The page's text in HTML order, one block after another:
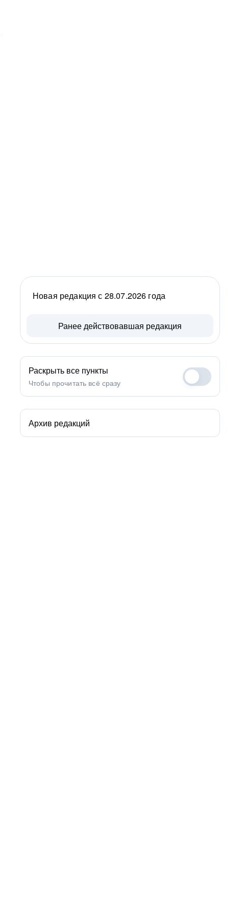
Новая редакция с 28.07.2026 года
Ранее действовавшая редакция
Раскрыть все пункты
Чтобы прочитать всё сразу
Архив редакций